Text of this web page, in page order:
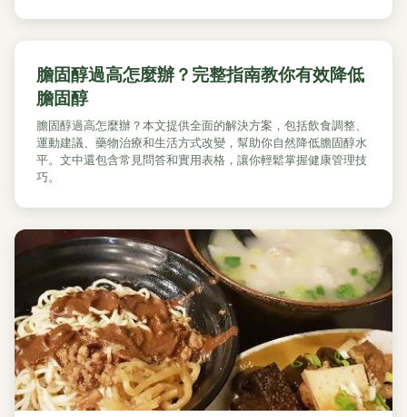
膽固醇過高怎麼辦？完整指南教你有效降低
膽固醇
膽固醇過高怎麼辦？本文提供全面的解決方案，包括飲食調整、
運動建議、藥物治療和生活方式改變，幫助你自然降低膽固醇水
平。文中還包含常見問答和實用表格，讓你輕鬆掌握健康管理技
巧。